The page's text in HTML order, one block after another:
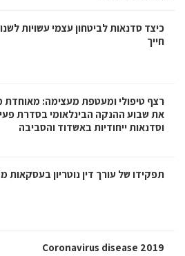
כיצד סדנאות לביטחון עצמי עשויות
חייך
רצף טיפולי ומעטפת מעצימה: מאוחדת
את שבוע ההנקה הבינלאומי בסדרת
וסדנאות ייחודיות באשדוד והסביבה
תפקידו של עורך דין נוטריון בעסקאות
Coronavirus disease 2019